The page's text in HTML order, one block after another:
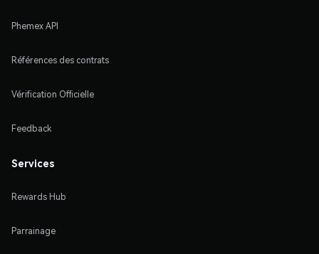
Phemex API
Références des contrats
Vérification Officielle
Feedback
Services
Rewards Hub
Parrainage